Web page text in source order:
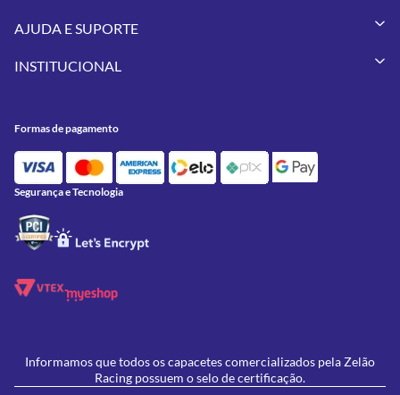
Vestuários
Pneus
Utilidades
Feminino
Lançamentos
AJUDA E SUPORTE
Meus Pedidos
Política de Privacidade
Política de Campanhas e promoções
INSTITUCIONAL
Contato
Oficina/Serviços
Formas de pagamento
Segurança e Tecnologia
Informamos que todos os capacetes comercializados pela Zelão
Racing possuem o selo de certificação.